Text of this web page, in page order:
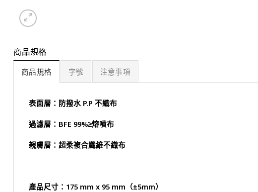
商品規格
商品規格 字號 注意事項
表面層：防撥水 P.P 不織布
過濾層：BFE 99%≥熔噴布
親膚層：超柔複合纖維不織布
產品尺寸：175 mm x 95 mm（±5mm）